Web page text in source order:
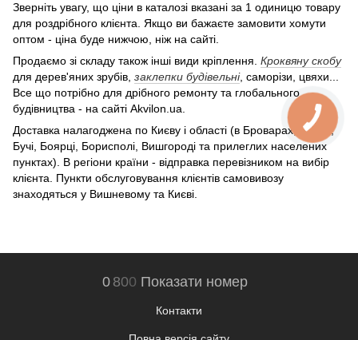
Зверніть увагу, що ціни в каталозі вказані за 1 одиницю товару
для роздрібного клієнта. Якщо ви бажаєте замовити хомути
оптом - ціна буде нижчою, ніж на сайті.
Продаємо зі складу також інші види кріплення. Кроквяну скобу
для дерев'яних зрубів, заклепки будівельні, саморізи, цвяхи...
Все що потрібно для дрібного ремонту та глобального
будівництва - на сайті Akvilon.ua.
Доставка налагоджена по Києву і області (в Броварах, Ірпені,
Бучі, Боярці, Борисполі, Вишгороді та прилеглих населених
пунктах). В регіони країни - відправка перевізником на вибір
клієнта. Пункти обслуговування клієнтів самовивозу
знаходяться у Вишневому та Києві.
0 800 Показати номер
Контакти